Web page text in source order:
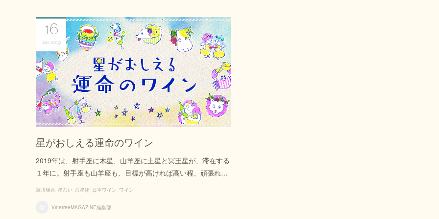
星がおしえる運命のワイン
2019年は、射手座に木星、山羊座に土星と冥王星が、滞在する
１年に。射手座も山羊座も、目標が高ければ高い程、頑張れ…
16
Jan 2019
華川瑶香 星占い 占星術 日本ワイン ワイン
VinetreeMAGAZINE編集部